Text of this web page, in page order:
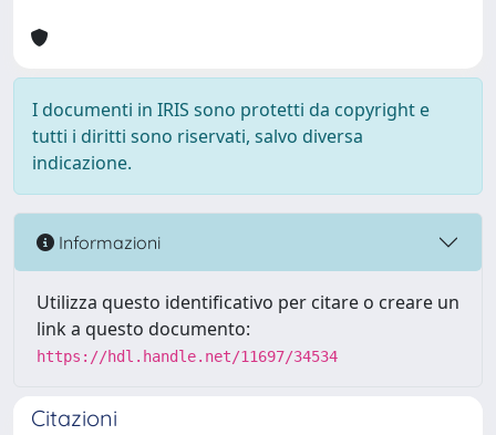
I documenti in IRIS sono protetti da copyright e
tutti i diritti sono riservati, salvo diversa
indicazione.
Informazioni
Utilizza questo identificativo per citare o creare un
link a questo documento:
https://hdl.handle.net/11697/34534
Citazioni